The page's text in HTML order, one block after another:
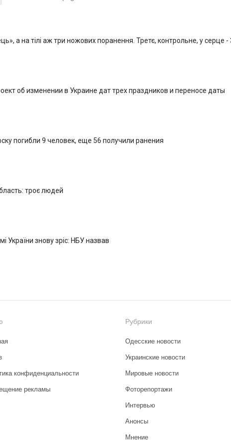
а на тілі аж три ножових поранення. Третє, контрольне, у серце -
об изменении в Украине дат трех праздников и переносе даты
погибли 9 человек, еще 56 получили ранения
троє людей
України знову зріс: НБУ назвав
конфиденциальности
рекламы
Рубрики
Одесские новости
Украинские новости
Мировые новости
Фоторепортажи
Интервью
Анонсы
Мнение